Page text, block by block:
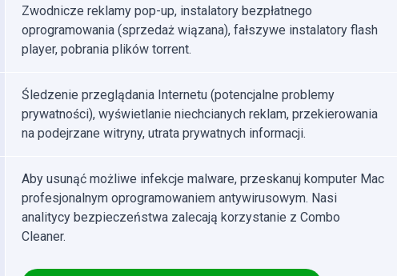
Zwodnicze reklamy pop-up, instalatory bezpłatnego
oprogramowania (sprzedaż wiązana), fałszywe instalatory flash
player, pobrania plików torrent.
Śledzenie przeglądania Internetu (potencjalne problemy
prywatności), wyświetlanie niechcianych reklam, przekierowania
na podejrzane witryny, utrata prywatnych informacji.
Aby usunąć możliwe infekcje malware, przeskanuj komputer Mac
profesjonalnym oprogramowaniem antywirusowym. Nasi
analitycy bezpieczeństwa zalecają korzystanie z Combo
Cleaner.